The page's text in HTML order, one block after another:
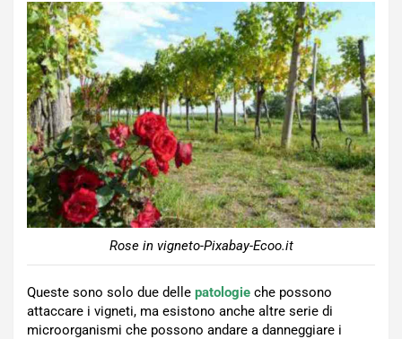
Rose in vigneto-Pixabay-Ecoo.it
Queste sono solo due delle patologie che possono
attaccare i vigneti, ma esistono anche altre serie di
microorganismi che possono andare a danneggiare i